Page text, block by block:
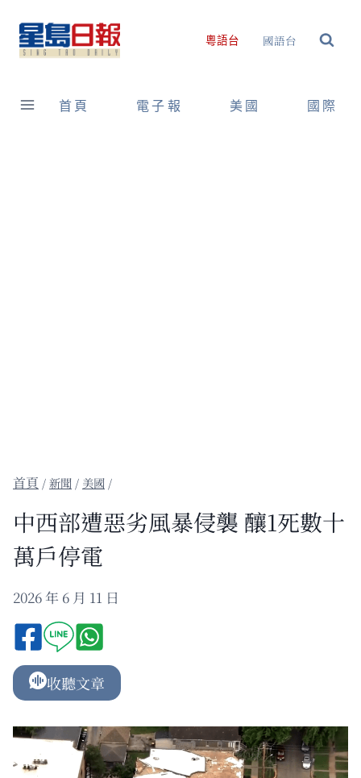
content
粵語台 國語台
首頁 電子報 美國 國際
/新聞 / 美國 /
中西部遭惡劣風暴侵襲 釀1死數十
萬戶停電
2026 年 6 月 11 日
收聽文章